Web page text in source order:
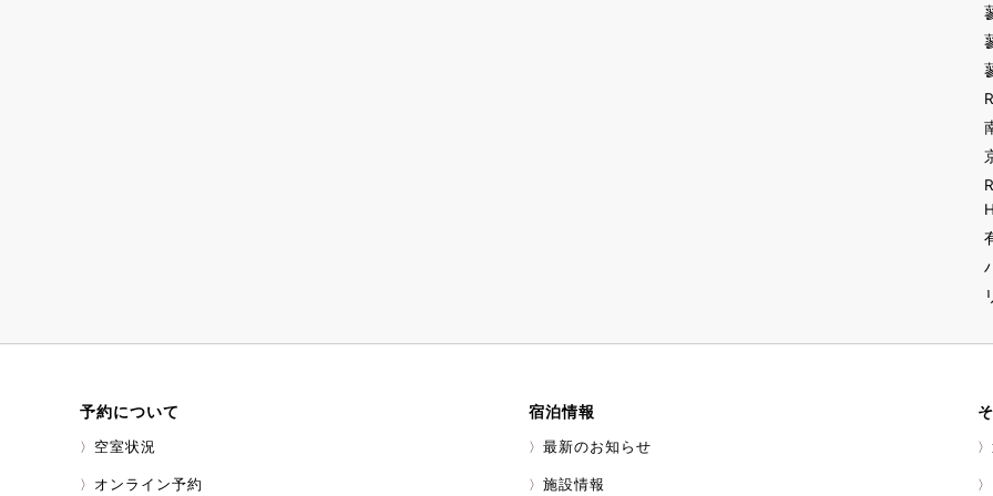
予約について
空室状況
オンライン予約
宿泊情報
最新のお知らせ
施設情報